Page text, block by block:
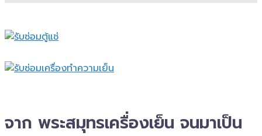
จาก พระสมุทรเครื่องเย็น จนมาเป็น